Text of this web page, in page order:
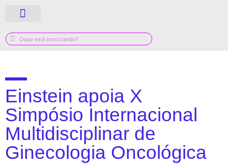
Einstein apoia X
Simpósio Internacional
Multidisciplinar de
Ginecologia Oncológica